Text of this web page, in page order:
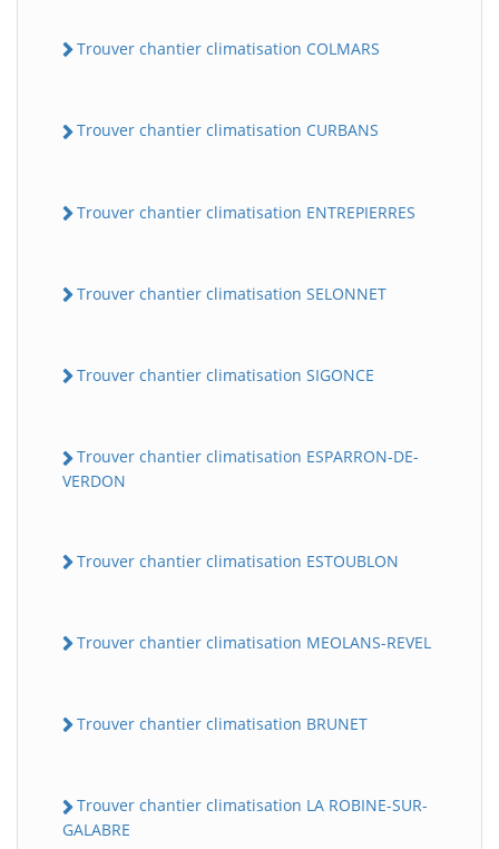
Trouver chantier climatisation COLMARS
Trouver chantier climatisation CURBANS
Trouver chantier climatisation ENTREPIERRES
Trouver chantier climatisation SELONNET
Trouver chantier climatisation SIGONCE
Trouver chantier climatisation ESPARRON-DE-
VERDON
Trouver chantier climatisation ESTOUBLON
Trouver chantier climatisation MEOLANS-REVEL
Trouver chantier climatisation BRUNET
Trouver chantier climatisation LA ROBINE-SUR-
GALABRE